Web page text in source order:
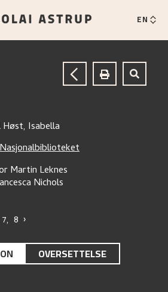
EN
Høst, Isabella
Martin Leknes
Nichols
7, 8 ›
OVERSETTELSE